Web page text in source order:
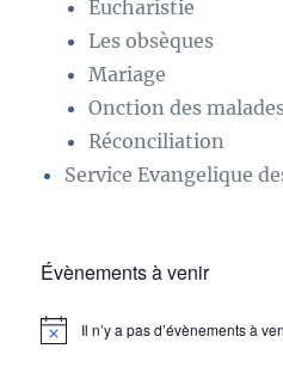
Eucharistie
Les obsèques
Mariage
Onction des
Réconciliation
Service Evangelique
Évènements à venir
N
Il n’y a pas d’évènements à